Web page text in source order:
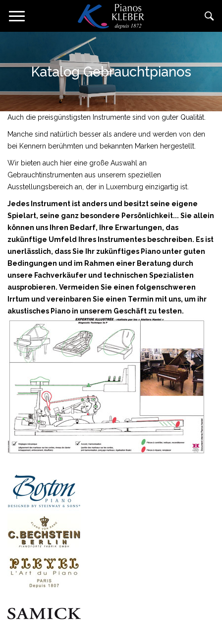
zum Navigation
Katalog Gebrauchtpianos
Auch die preisgünstigsten Instrumente sind von guter Qualität.
Manche sind natürlich besser als andere und werden von den
bei Kennern berühmten und bekannten Marken hergestellt.
Wir bieten auch hier eine große Auswahl an
Gebrauchtinstrumenten aus unserem speziellen
Ausstellungsbereich an, der in Luxemburg einzigartig ist.
Jedes Instrument ist anders und besitzt seine eigene
Spielart, seine ganz besondere Persönlichkeit... Sie allein
können uns Ihren Bedarf, Ihre Erwartungen, das
zukünftige Umfeld Ihres Instrumentes beschreiben. Es ist
unerlässlich, dass Sie Ihr zukünftiges Piano unter guten
Bedingungen und im Rahmen einer Beratung durch
unsere Fachverkäufer und technischen Spezialisten
ausprobieren. Vermeiden Sie einen folgenschweren
Irrtum und vereinbaren Sie einen Termin mit uns, um ihr
akustisches Piano in unserem Geschäft zu testen.